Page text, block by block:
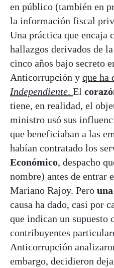
en público (también en
la información fiscal
Una práctica que encaja
hallazgos derivados de
cinco años bajo secreto
Anticorrupción y que ha
Independiente. El
tiene, en realidad, el
ministro usó sus
que beneficiaban a las
habían contratado los
Económico, despacho
nombre) antes de entrar
Mariano Rajoy. Pero
causa ha dado, casi por
que indican un supuesto
contribuyentes
Anticorrupción
embargo, decidieron